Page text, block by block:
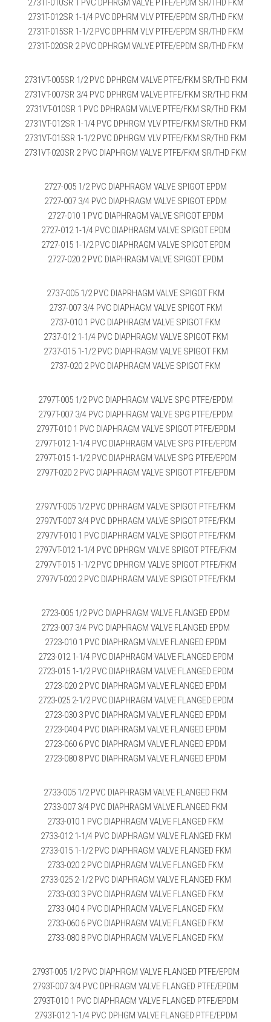
2731T-010SR 1 PVC DPHRGM VALVE PTFE/EPDM SR/THD FKM
2731T-012SR 1-1/4 PVC DPHRM VLV PTFE/EPDM SR/THD FKM
2731T-015SR 1-1/2 PVC DPHRM VLV PTFE/EPDM SR/THD FKM
2731T-020SR 2 PVC DPHRGM VALVE PTFE/EPDM SR/THD FKM
2731VT-005SR 1/2 PVC DPHRGM VALVE PTFE/FKM SR/THD FKM
2731VT-007SR 3/4 PVC DPHRGM VALVE PTFE/FKM SR/THD FKM
2731VT-010SR 1 PVC DPHRAGM VALVE PTFE/FKM SR/THD FKM
2731VT-012SR 1-1/4 PVC DPHRGM VLV PTFE/FKM SR/THD FKM
2731VT-015SR 1-1/2 PVC DPHRGM VLV PTFE/FKM SR/THD FKM
2731VT-020SR 2 PVC DIAPHRGM VALVE PTFE/FKM SR/THD FKM
2727-005 1/2 PVC DIAPHRAGM VALVE SPIGOT EPDM
2727-007 3/4 PVC DIAPHRAGM VALVE SPIGOT EPDM
2727-010 1 PVC DIAPHRAGM VALVE SPIGOT EPDM
2727-012 1-1/4 PVC DIAPHRAGM VALVE SPIGOT EPDM
2727-015 1-1/2 PVC DIAPHRAGM VALVE SPIGOT EPDM
2727-020 2 PVC DIAPHRAGM VALVE SPIGOT EPDM
2737-005 1/2 PVC DIAPRHAGM VALVE SPIGOT FKM
2737-007 3/4 PVC DIAPHAGM VALVE SPIGOT FKM
2737-010 1 PVC DIAPHRAGM VALVE SPIGOT FKM
2737-012 1-1/4 PVC DIAPHRAGM VALVE SPIGOT FKM
2737-015 1-1/2 PVC DIAPHRAGM VALVE SPIGOT FKM
2737-020 2 PVC DIAPHRAGM VALVE SPIGOT FKM
2797T-005 1/2 PVC DIAPHRAGM VALVE SPG PTFE/EPDM
2797T-007 3/4 PVC DIAPHRAGM VALVE SPG PTFE/EPDM
2797T-010 1 PVC DIAPHRAGM VALVE SPIGOT PTFE/EPDM
2797T-012 1-1/4 PVC DIAPHRAGM VALVE SPG PTFE/EPDM
2797T-015 1-1/2 PVC DIAPHRAGM VALVE SPG PTFE/EPDM
2797T-020 2 PVC DIAPHRAGM VALVE SPIGOT PTFE/EPDM
2797VT-005 1/2 PVC DPHRAGM VALVE SPIGOT PTFE/FKM
2797VT-007 3/4 PVC DPHRAGM VALVE SPIGOT PTFE/FKM
2797VT-010 1 PVC DIAPHRAGM VALVE SPIGOT PTFE/FKM
2797VT-012 1-1/4 PVC DPHRGM VALVE SPIGOT PTFE/FKM
2797VT-015 1-1/2 PVC DPHRGM VALVE SPIGOT PTFE/FKM
2797VT-020 2 PVC DIAPHRAGM VALVE SPIGOT PTFE/FKM
2723-005 1/2 PVC DIAPHRAGM VALVE FLANGED EPDM
2723-007 3/4 PVC DIAPHRAGM VALVE FLANGED EPDM
2723-010 1 PVC DIAPHRAGM VALVE FLANGED EPDM
2723-012 1-1/4 PVC DIAPHRAGM VALVE FLANGED EPDM
2723-015 1-1/2 PVC DIAPHRAGM VALVE FLANGED EPDM
2723-020 2 PVC DIAPHRAGM VALVE FLANGED EPDM
2723-025 2-1/2 PVC DIAPHRAGM VALVE FLANGED EPDM
2723-030 3 PVC DIAPHRAGM VALVE FLANGED EPDM
2723-040 4 PVC DIAPHRAGM VALVE FLANGED EPDM
2723-060 6 PVC DIAPHRAGM VALVE FLANGED EPDM
2723-080 8 PVC DIAPHRAGM VALVE FLANGED EPDM
2733-005 1/2 PVC DIAPHRAGM VALVE FLANGED FKM
2733-007 3/4 PVC DIAPHRAGM VALVE FLANGED FKM
2733-010 1 PVC DIAPHRAGM VALVE FLANGED FKM
2733-012 1-1/4 PVC DIAPHRAGM VALVE FLANGED FKM
2733-015 1-1/2 PVC DIAPHRAGM VALVE FLANGED FKM
2733-020 2 PVC DIAPHRAGM VALVE FLANGED FKM
2733-025 2-1/2 PVC DIAPHRAGM VALVE FLANGED FKM
2733-030 3 PVC DIAPHRAGM VALVE FLANGED FKM
2733-040 4 PVC DIAPHRAGM VALVE FLANGED FKM
2733-060 6 PVC DIAPHRAGM VALVE FLANGED FKM
2733-080 8 PVC DIAPHRAGM VALVE FLANGED FKM
2793T-005 1/2 PVC DIAPHRGM VALVE FLANGED PTFE/EPDM
2793T-007 3/4 PVC DPHRAGM VALVE FLANGED PTFE/EPDM
2793T-010 1 PVC DIAPHRAGM VALVE FLANGED PTFE/EPDM
2793T-012 1-1/4 PVC DPHGM VALVE FLANGED PTFE/EPDM